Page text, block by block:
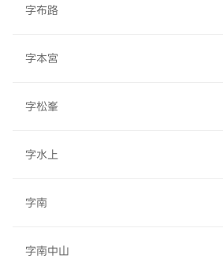
字布路
字本宮
字松峯
字水上
字南
字南中山